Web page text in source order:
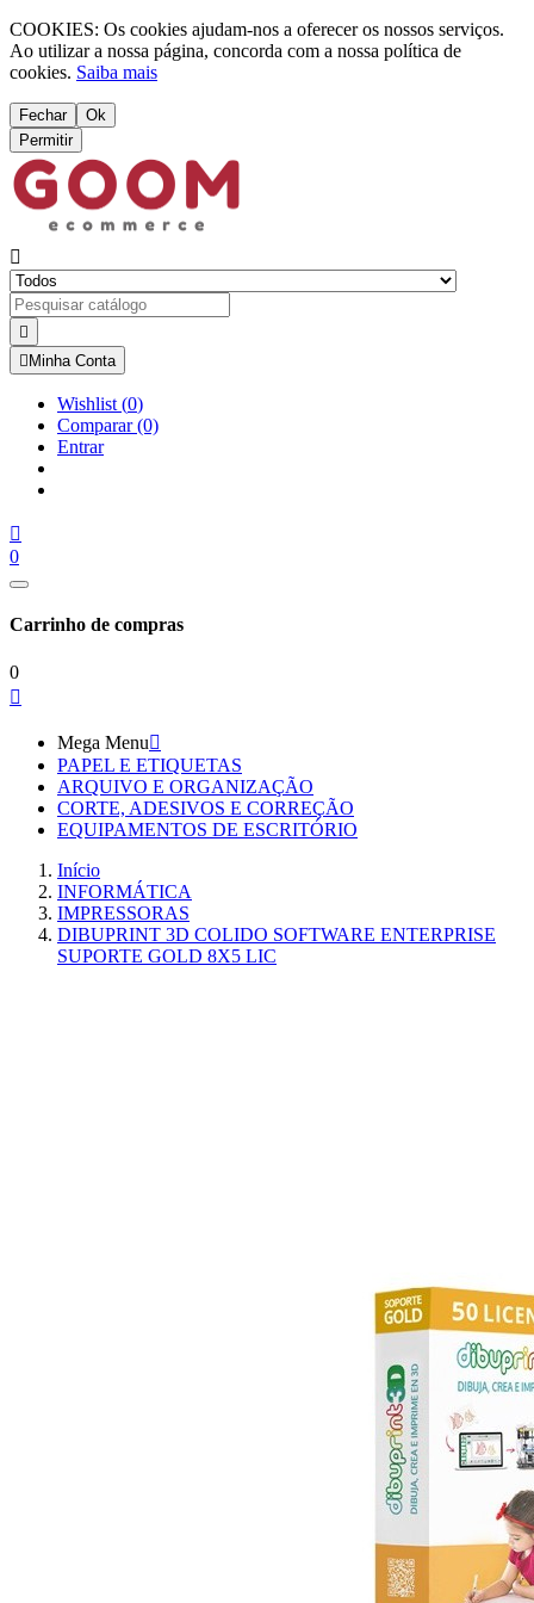
COOKIES: Os cookies ajudam-nos a oferecer os nossos serviços.
Ao utilizar a nossa página, concorda com a nossa política de
cookies. Saiba mais
Fechar
Ok
Permitir


 Minha Conta
Wishlist (0)
Comparar(0)
Entrar

0
Carrinho de compras
0

Mega Menu
PAPEL E ETIQUETAS
ARQUIVO E ORGANIZAÇÃO
CORTE, ADESIVOS E CORREÇÃO
EQUIPAMENTOS DE ESCRITÓRIO
Início
INFORMÁTICA
IMPRESSORAS
DIBUPRINT 3D COLIDO SOFTWARE ENTERPRISE
SUPORTE GOLD 8X5 LIC